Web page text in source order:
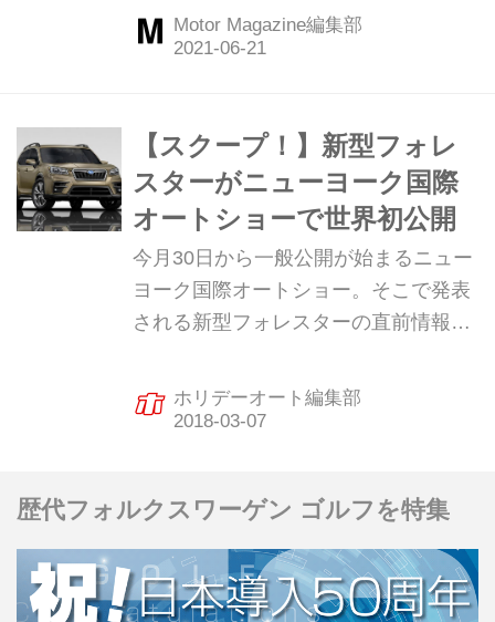
アのために新たに開設したアウトドア
スペース「SUBARU里山スタジオ」。
もまたさまざまな使い方が楽しめそう
なスポットだった。
Motor Magazine編集部
【スクープ！】新型フォレ
スターがニューヨーク国際
オートショーで世界初公開
今月30日から一般公開が始まるニュー
ヨーク国際オートショー。そこで発表
される新型フォレスターの直前情報を
月号より抜粋）
ホリデーオート編集部
歴代フォルクスワーゲン ゴルフを特集